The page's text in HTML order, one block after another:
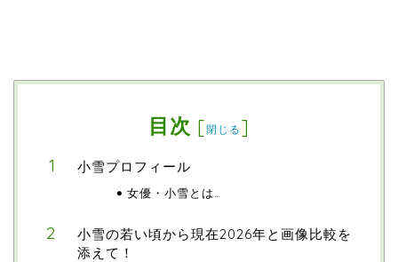
目次 [閉じる ]
小雪プロフィール
女優・小雪とは…
小雪の若い頃から現在2026年と画像比較を
添えて！